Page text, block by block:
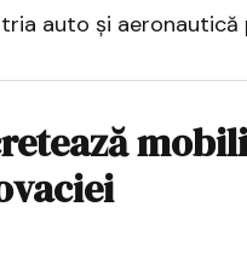
auto și aeronautică